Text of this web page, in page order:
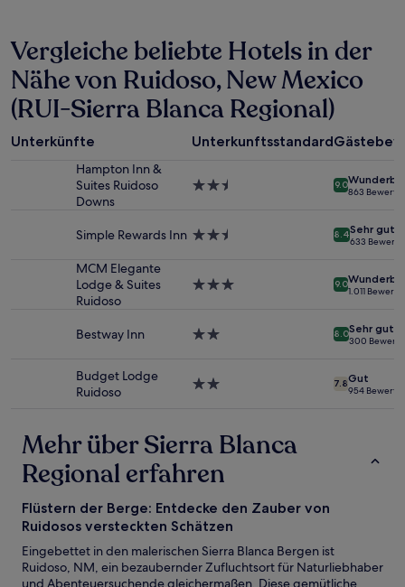
24 Stunden
für
einen
Aufenthalt
mit
1 Übernachtung
von
2 Erwachsenen
Vergleiche beliebte Hotels in der
Nähe von Ruidoso, New Mexico
(RUI-Sierra Blanca Regional)
Unterkünfte Unterkunftsstandard
Hampton Inn &
Suites Ruidoso
Downs
2.5-
9.0
863
Simple Rewards Inn 2.5-
8.4Sehr gut
633
MCM Elegante
Lodge & Suites
Ruidoso
3.0-
9.0
1.011
Bestway Inn
2.0-
8.0Sehr gut
300
Budget Lodge
Ruidoso
2.0-
7.8Gut
954
Mehr über Sierra Blanca
Regional erfahren
Flüstern der Berge: Entdecke den Zauber von
Ruidosos versteckten Schätzen
Eingebettet in den malerischen Sierra Blanca Bergen ist
Ruidoso, NM, ein bezaubernder Zufluchtsort für Naturliebhaber
und Abenteuersuchende gleichermaßen. Diese gemütliche